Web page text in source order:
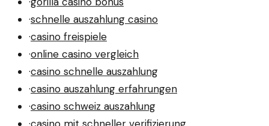
·schnelle auszahlung casino
·casino freispiele
·online casino vergleich
·casino schnelle auszahlung
·casino auszahlung erfahrungen
·casino schweiz auszahlung